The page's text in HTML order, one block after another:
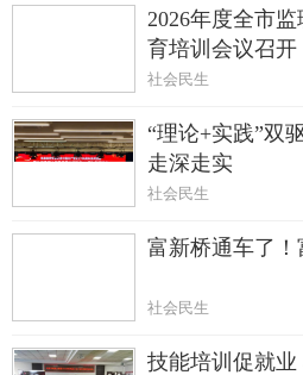
2026年度全市
育培训会议召开
社会民生
“理论+实践”双
走深走实
社会民生
富新桥通车了！
社会民生
技能培训促就